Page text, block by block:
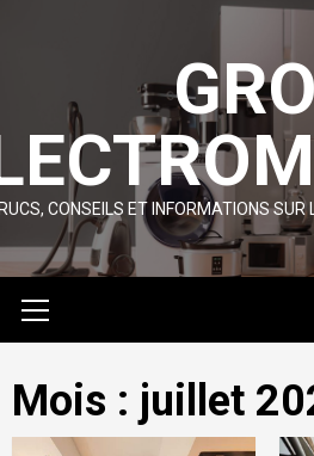
CONSEILS ET INFORMATIONS SUR
Menu
Mois : juillet